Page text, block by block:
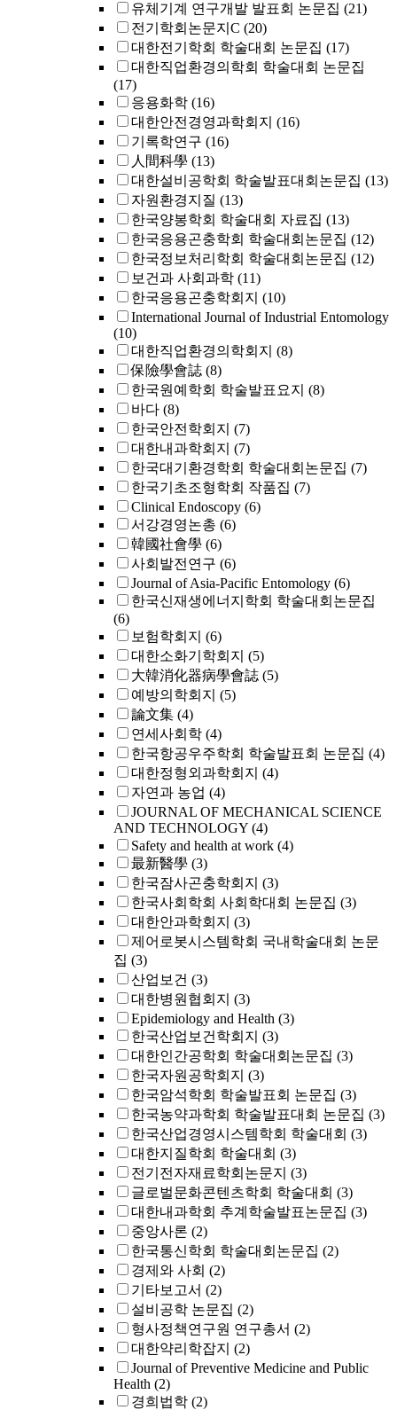
유체기계 연구개발 발표회 논문집 (21)
전기학회논문지C (20)
대한전기학회 학술대회 논문집 (17)
대한직업환경의학회 학술대회 논문집
(17)
응용화학 (16)
대한안전경영과학회지 (16)
기록학연구 (16)
人間科學 (13)
대한설비공학회 학술발표대회논문집 (13)
자원환경지질 (13)
한국양봉학회 학술대회 자료집 (13)
한국응용곤충학회 학술대회논문집 (12)
한국정보처리학회 학술대회논문집 (12)
보건과 사회과학 (11)
한국응용곤충학회지 (10)
International Journal of Industrial Entomology
(10)
대한직업환경의학회지 (8)
保險學會誌 (8)
한국원예학회 학술발표요지 (8)
바다 (8)
한국안전학회지 (7)
대한내과학회지 (7)
한국대기환경학회 학술대회논문집 (7)
한국기초조형학회 작품집 (7)
Clinical Endoscopy (6)
서강경영논총 (6)
韓國社會學 (6)
사회발전연구 (6)
Journal of Asia-Pacific Entomology (6)
한국신재생에너지학회 학술대회논문집
(6)
보험학회지 (6)
대한소화기학회지 (5)
大韓消化器病學會誌 (5)
예방의학회지 (5)
論文集 (4)
연세사회학 (4)
한국항공우주학회 학술발표회 논문집 (4)
대한정형외과학회지 (4)
자연과 농업 (4)
JOURNAL OF MECHANICAL SCIENCE
AND TECHNOLOGY (4)
Safety and health at work (4)
最新醫學 (3)
한국잠사곤충학회지 (3)
한국사회학회 사회학대회 논문집 (3)
대한안과학회지 (3)
제어로봇시스템학회 국내학술대회 논문
집 (3)
산업보건 (3)
대한병원협회지 (3)
Epidemiology and Health (3)
한국산업보건학회지 (3)
대한인간공학회 학술대회논문집 (3)
한국자원공학회지 (3)
한국암석학회 학술발표회 논문집 (3)
한국농약과학회 학술발표대회 논문집 (3)
한국산업경영시스템학회 학술대회 (3)
대한지질학회 학술대회 (3)
전기전자재료학회논문지 (3)
글로벌문화콘텐츠학회 학술대회 (3)
대한내과학회 추계학술발표논문집 (3)
중앙사론 (2)
한국통신학회 학술대회논문집 (2)
경제와 사회 (2)
기타보고서 (2)
설비공학 논문집 (2)
형사정책연구원 연구총서 (2)
대한약리학잡지 (2)
Journal of Preventive Medicine and Public
Health (2)
경희법학 (2)